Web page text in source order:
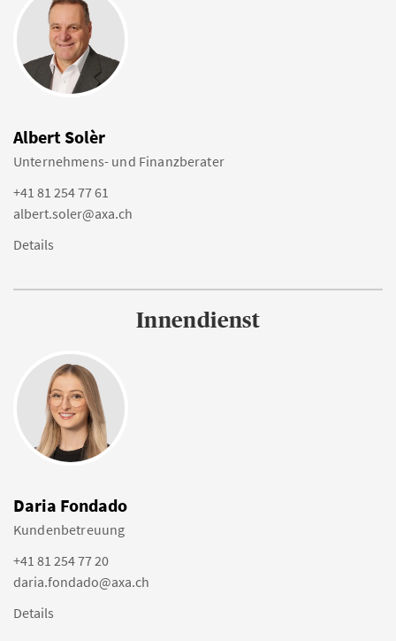
Albert Solèr
Unternehmens- und Finanzberater
+41 81 254 77 61
albert.soler@axa.ch
Details
Innendienst
Daria Fondado
Kundenbetreuung
+41 81 254 77 20
daria.fondado@axa.ch
Details